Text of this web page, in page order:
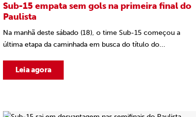
Sub-15 empata sem gols na primeira final do
Paulista
Na manhã deste sábado (18), o time Sub-15 começou a
última etapa da caminhada em busca do título do...
Leia agora